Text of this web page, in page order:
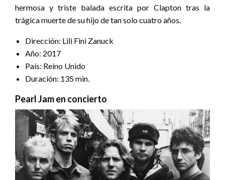
hermosa y triste balada escrita por Clapton tras la
trágica muerte de su hijo de tan solo cuatro años.
Dirección: Lili Fini Zanuck
Año: 2017
País: Reino Unido
Duración: 135 min.
Pearl Jam en concierto